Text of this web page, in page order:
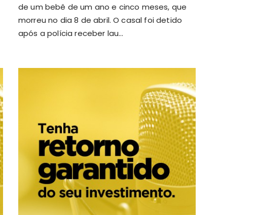
de um bebê de um ano e cinco meses, que
morreu no dia 8 de abril. O casal foi detido
após a polícia receber lau...